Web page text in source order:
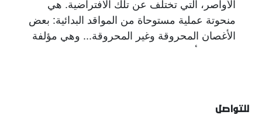
الأواصر، التي تختلف عن تلك الافتراضية. هي
منحوتة عملية مستوحاة من المواقد البدائية: بعض
الأغصان المحروقة وغير المحروقة... وهي مؤلفة
للتواصل